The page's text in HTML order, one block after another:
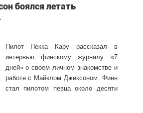
боялся летать
Пилот Пекка Кару рассказал в
интервью финскому журналу «7
дней» о своем личном знакомстве и
работе с Майклом Джексоном. Финн
стал пилотом певца около десяти